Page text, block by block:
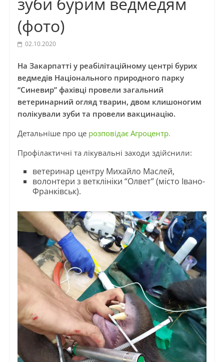
(фото)
02.10.2020
На Закарпатті у реабілітаційному центрі бурих
ведмедів Національного природного парку
“Синевир” фахівці провели загальний
ветеринарний огляд тварин, двом клишоногим
полікували зуби та провели вакцинацію.
Детальніше про це розповідає Агроцентр.
Профілактичні та лікувальні заходи здійснили:
ветеринар центру Михайло Маслей,
волонтери з ветклініки “Олвет” (місто Івано-
Франківськ).